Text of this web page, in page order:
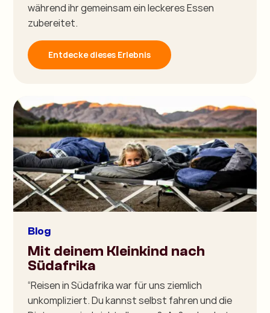
während ihr gemeinsam ein leckeres Essen
zubereitet.
Entdecke dieses Erlebnis
Blog
Mit deinem Kleinkind nach
Südafrika
“Reisen in Südafrika war für uns ziemlich
unkompliziert. Du kannst selbst fahren und die